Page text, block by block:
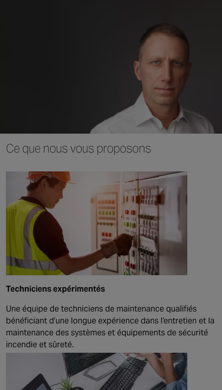
Ce que nous vous proposons
Techniciens expérimentés
Une équipe de techniciens de maintenance qualifiés
bénéficiant d’une longue expérience dans l’entretien et la
maintenance des systèmes et équipements de sécurité
incendie et sûreté.